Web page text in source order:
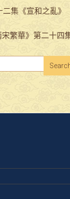
集《宣和之亂》
宋繁華》第二十四